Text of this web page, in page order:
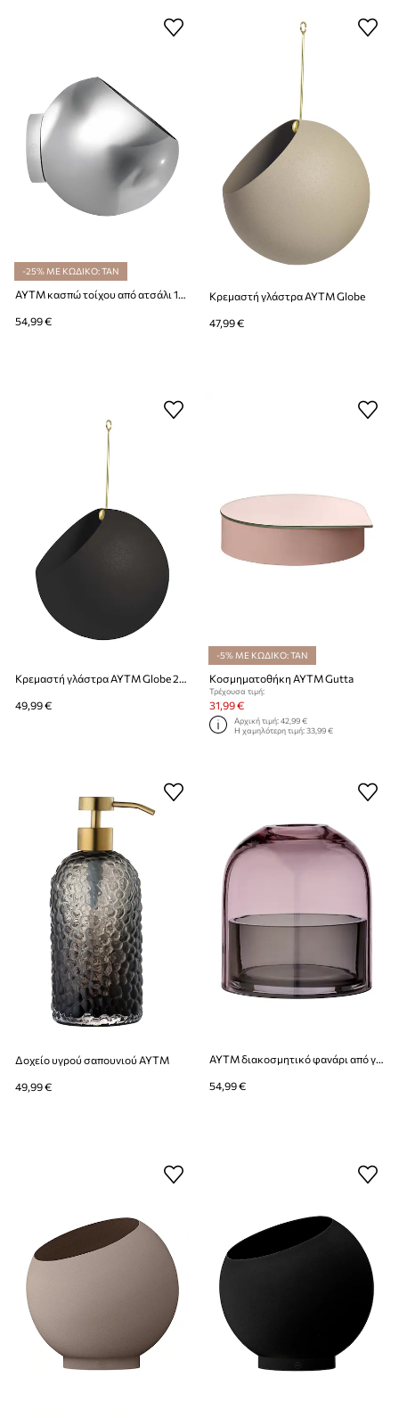
-25% ΜΕ ΚΩΔΙΚΟ: TAN
AYTM κασπώ τοίχου από ατσάλι 17 x 15,4 cn
54,99 €
Κρεμαστή γλάστρα AYTM Globe
47,99 €
49,99 €
-5% ΜΕ ΚΩΔΙΚΟ: TAN
Κοσμηματοθήκη AYTM Gutta
Τρέχουσα τιμή:
31,99 €
Αρχική τιμή:42,99 €
Η χαμηλότερη τιμή:33,99 €
Δοχείο υγρού σαπουνιού AYTM
49,99 €
AYTM διακοσμητικό φανάρι από γυαλί 9,8 x 10,3 cm
54,99 €